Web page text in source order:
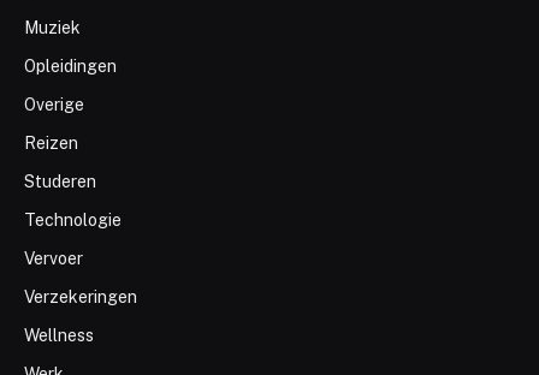
Muziek
Opleidingen
Overige
Reizen
Studeren
Technologie
Vervoer
Verzekeringen
Wellness